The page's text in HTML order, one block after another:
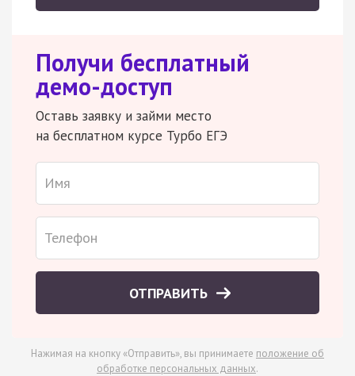
Получи бесплатный
демо-доступ
Оставь заявку и займи место
на бесплатном курсе Турбо ЕГЭ
ОТПРАВИТЬ
Нажимая на кнопку «Отправить», вы принимаете положение об
обработке персональных данных.